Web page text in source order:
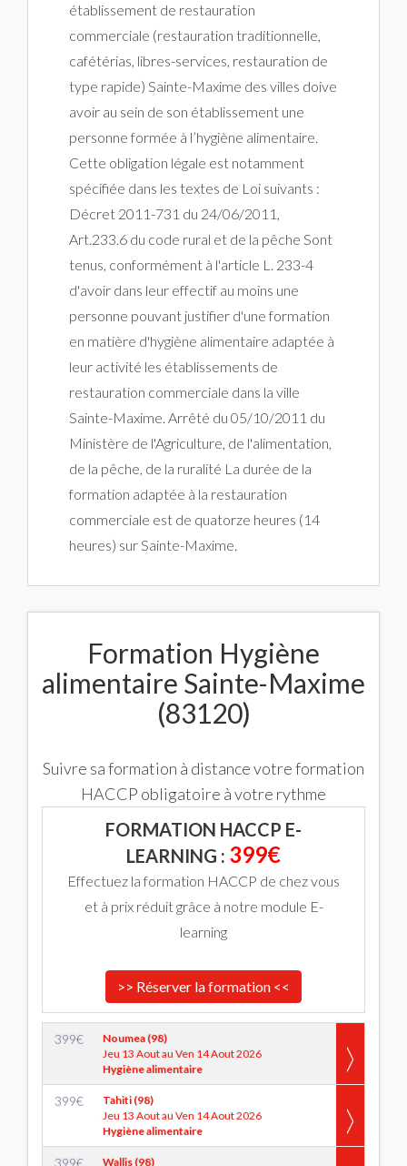
établissement de restauration
commerciale (restauration traditionnelle,
cafétérias, libres-services, restauration de
type rapide) Sainte-Maxime des villes doive
avoir au sein de son établissement une
personne formée à l’hygiène alimentaire.
Cette obligation légale est notamment
spécifiée dans les textes de Loi suivants :
Décret 2011-731 du 24/06/2011,
Art.233.6 du code rural et de la pêche Sont
tenus, conformément à l'article L. 233-4
d'avoir dans leur effectif au moins une
personne pouvant justifier d'une formation
en matière d'hygiène alimentaire adaptée à
leur activité les établissements de
restauration commerciale dans la ville
Sainte-Maxime. Arrêté du 05/10/2011 du
Ministère de l'Agriculture, de l'alimentation,
de la pêche, de la ruralité La durée de la
formation adaptée à la restauration
commerciale est de quatorze heures (14
heures) sur Sainte-Maxime.
Formation Hygiène
alimentaire Sainte-Maxime
(83120)
Suivre sa formation à distance votre formation
HACCP obligatoire à votre rythme
FORMATION HACCP E-
LEARNING : 399€
Effectuez la formation HACCP de chez vous
et à prix réduit grâce à notre module E-
learning
>> Réserver la formation <<
399€
Noumea (98)
Jeu 13 Aout au Ven 14 Aout 2026
Hygiène alimentaire
399€
Tahiti (98)
Jeu 13 Aout au Ven 14 Aout 2026
Hygiène alimentaire
399€ Wallis (98)